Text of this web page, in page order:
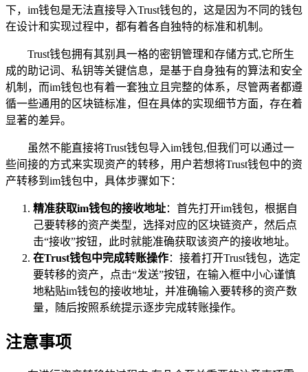
下，im钱包是无法直接导入Trust钱包的，这是因为不同的钱包
在设计和实现过程中，都有着各自独特的标准和机制。
Trust钱包拥有其别具一格的密钥管理和存储方式,它所生
成的助记词、私钥等关键信息，是基于自身独有的算法和安全
机制，而im钱包也有着一套独立且完整的体系，尽管两者都遵
循一些通用的区块链标准，但在具体的实现细节方面，存在着
显著的差异。
虽然不能直接将Trust钱包导入im钱包,但我们可以通过一
些间接的方式来实现资产的转移，用户若想将Trust钱包中的资
产转移到im钱包中，具体步骤如下：
精准获取im钱包的接收地址：首先打开im钱包，根据自
己要转移的资产类型，选择对应的区块链资产，然后点
击“接收”按钮，此时就能准确获取该资产的接收地址。
在Trust钱包中完成转账操作：接着打开Trust钱包，选定
要转移的资产，点击“发送”按钮，在输入框中小心谨慎
地粘贴im钱包的接收地址，并准确输入要转移的资产数
量，随后按照系统提示逐步完成转账操作。
注意事项